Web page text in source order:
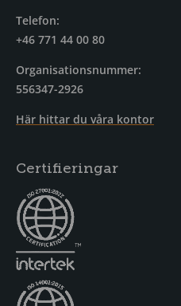
Telefon:
+46 771 44 00 80
Organisationsnummer:
556347-2926
Här hittar du våra kontor
Certifieringar